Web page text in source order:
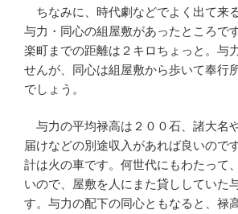
ちなみに、時代劇などでよく出て来
与力・同心の組屋敷があったところで
楽町までの距離は２キロちょっと。与
せんが、同心は組屋敷から歩いて奉行
でしょう。
与力の平均禄高は２００石、諸大名
届けなどの別途収入があれば良いので
計は火の車です。何世代にもわたって
いので、屋敷を人にまた貸ししていた
す。与力の配下の同心ともなると、禄